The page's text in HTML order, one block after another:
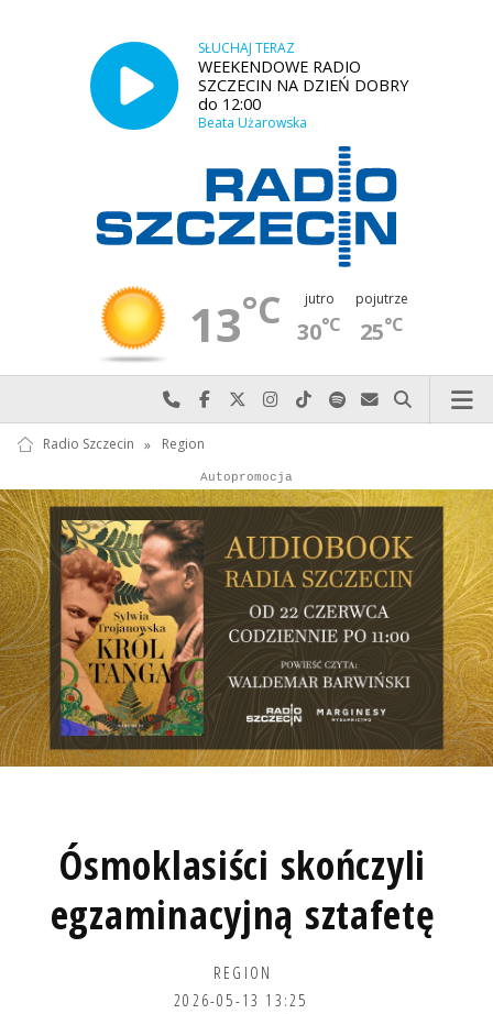
SŁUCHAJ TERAZ
WEEKENDOWE RADIO
SZCZECIN NA DZIEŃ DOBRY
do 12:00
Beata Użarowska
13°C jutro
30°C
pojutrze
25°C
Najlepiej po prostu do nas zadzwoń
Odwiedź nas na Facebook-u
Odwiedź nas na X
Odwiedź nas na Instagram-ie
Odwiedź nas na TikTok-u
Szukaj nas na Spotify
Wyślij do nas
Szukaj
Radio Szczecin » Region
Autopromocja
Autopromocja
Reklama
Ósmoklasiści skończyli
egzaminacyjną sztafetę
REGION
2026-05-13 13:25